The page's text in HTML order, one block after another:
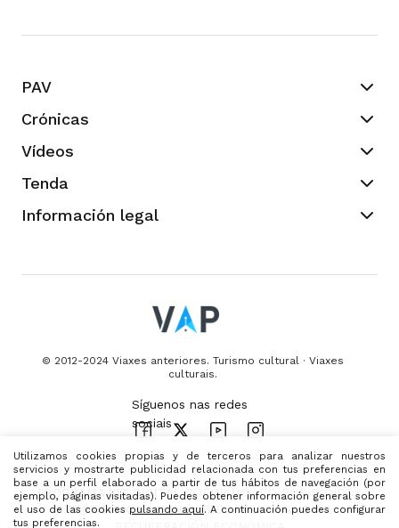
Utilizamos cookies propias y de terceros para analizar nuestros
servicios y mostrarte publicidad relacionada con tus preferencias en
base a un perfil elaborado a partir de tus hábitos de navegación (por
ejemplo, páginas visitadas). Puedes obtener información general sobre
el uso de las cookies pulsando aquí. A continuación puedes configurar
tus preferencias.
PAV
Crónicas
Vídeos
Tenda
Información legal
© 2012-2024 Viaxes anteriores. Turismo cultural · Viaxes
culturais.
PROGRAMA KIT DIGITALCOFINANCIADO POR FONDOS
PRÓXIMA XERACIÓN (UE)DO MECANISMO DE